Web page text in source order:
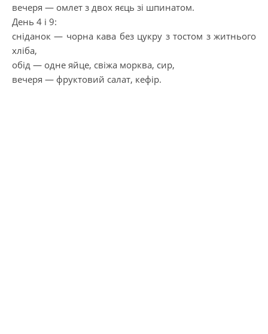
вечеря — омлет з двох яєць зі шпинатом.
День 4 і 9:
сніданок — чорна кава без цукру з тостом з житнього
хліба,
обід — одне яйце, свіжа морква, сир,
вечеря — фруктовий салат, кефір.